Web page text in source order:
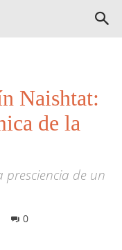
Naishtat:
de la
de un
0